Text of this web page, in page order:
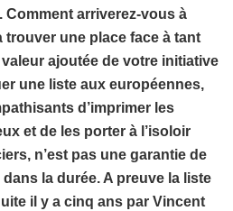
Comment arriverez-vous à
trouver une place face à tant
ajoutée de votre initiative
une liste aux européennes,
d’imprimer les
et de les porter à l’isoloir
n’est pas une garantie de
la durée. A preuve la liste
il y a cinq ans par Vincent